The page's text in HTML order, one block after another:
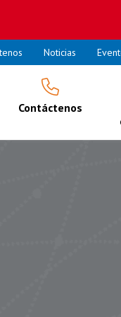
Noticias
Contáctenos